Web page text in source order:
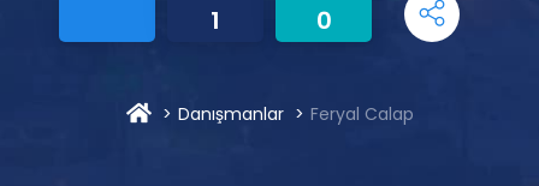
1 0
Danışmanlar Feryal Calap